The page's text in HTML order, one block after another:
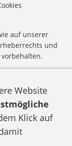
auf unserer
und
senden• Zum
Website
Klick auf